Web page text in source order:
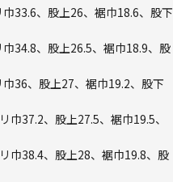
33.6、股上26、裾巾18.6、股下
34.8、股上26.5、裾巾18.9、股
36、股上27、裾巾19.2、股下
37.2、股上27.5、裾巾19.5、
巾38.4、股上28、裾巾19.8、股